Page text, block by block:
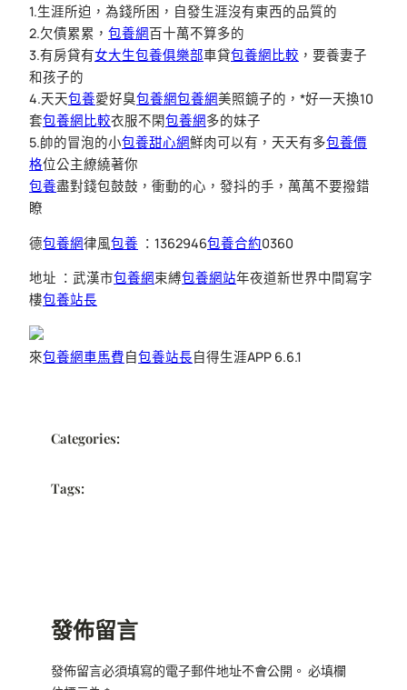
1.生涯所迫，為錢所困，自發生涯沒有東西的品質的
2.欠債累累， 包養網百十萬不算多的
3.有房貸有女大生包養俱樂部車貸包養網比較 ，要養妻子
和孩子的
4.天天包養愛好臭包養網包養網美照鏡子的，*好一天換10
套包養網比較衣服不閑包養網多的妹子
5.帥的冒泡的小包養甜心網鮮肉可以有，天天有多包養價
格位公主繚繞著你
包養盡對錢包鼓鼓，衝動的心，發抖的手，萬萬不要撥錯
瞭
德包養網律風包養 ：1362946包養合約0360
地址 ：武漢市包養網束縛包養網站年夜道新世界中間寫字
樓包養站長
來包養網車馬費自包養站長自得生涯APP 6.6.1
Categories:
Tags:
發佈留言
發佈留言必須填寫的電子郵件地址不會公開。 必填欄